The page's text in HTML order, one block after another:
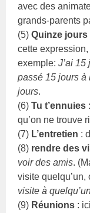
avec des
grands-parents
(5)Quinze jours
cette
exemple:J’ai
passé 15 jours à
jours.
(6)Tu t’ennuies
qu’on ne trouve
(7) L’entretien :
(8) rendre des
voir des amis.
visite quelqu’un,
visite à
(9) Réunions :